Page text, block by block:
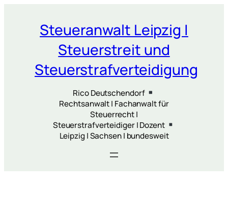
springenSteueranwalt Leipzig |
Steuerstreit und
Steuerstrafverteidigung
Rico Deutschendorf
Rechtsanwalt | Fachanwalt für
Steuerrecht |
Steuerstrafverteidiger | Dozent
Leipzig | Sachsen | bundesweit